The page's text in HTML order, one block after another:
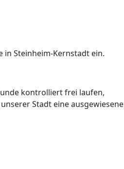
Steinheim-Kernstadt ein.
kontrolliert frei laufen,
Stadt eine ausgewiesene